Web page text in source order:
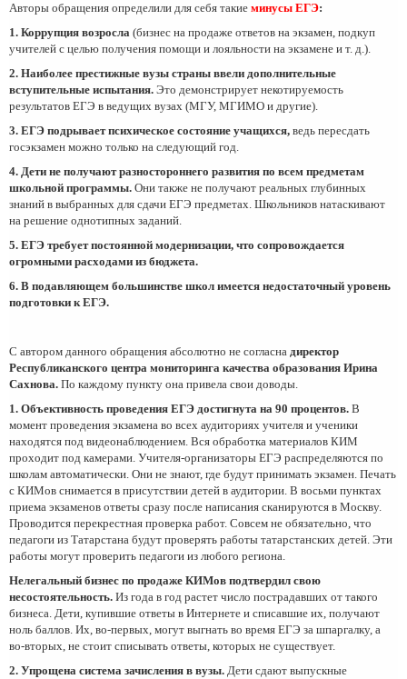
Авторы обращения определили для себя такие минусы ЕГЭ:
1. Коррупция возросла (бизнес на продаже ответов на экзамен, подкуп
учителей с целью получения помощи и лояльности на экзамене и т. д.).
2. Наиболее престижные вузы страны ввели дополнительные
вступительные испытания. Это демонстрирует некотируемость
результатов ЕГЭ в ведущих вузах (МГУ, МГИМО и другие).
3. ЕГЭ подрывает психическое состояние учащихся, ведь пересдать
госэкзамен можно только на следующий год.
4. Дети не получают разностороннего развития по всем предметам
школьной программы. Они также не получают реальных глубинных
знаний в выбранных для сдачи ЕГЭ предметах. Школьников натаскивают
на решение однотипных заданий.
5. ЕГЭ требует постоянной модернизации, что сопровождается
огромными расходами из бюджета.
6. В подавляющем большинстве школ имеется недостаточный уровень
подготовки к ЕГЭ.
С автором данного обращения абсолютно не согласна директор
Республиканского центра мониторинга качества образования Ирина
Сахнова. По каждому пункту она привела свои доводы.
1. Объективность проведения ЕГЭ достигнута на 90 процентов. В
момент проведения экзамена во всех аудиториях учителя и ученики
находятся под видеонаблюдением. Вся обработка материалов КИМ
проходит под камерами. Учителя-организаторы ЕГЭ распределяются по
школам автоматически. Они не знают, где будут принимать экзамен. Печать
с КИМов снимается в присутствии детей в аудитории. В восьми пунктах
приема экзаменов ответы сразу после написания сканируются в Москву.
Проводится перекрестная проверка работ. Совсем не обязательно, что
педагоги из Татарстана будут проверять работы татарстанских детей. Эти
работы могут проверить педагоги из любого региона.
Нелегальный бизнес по продаже КИМов подтвердил свою
несостоятельность. Из года в год растет число пострадавших от такого
бизнеса. Дети, купившие ответы в Интернете и списавшие их, получают
ноль баллов. Их, во-первых, могут выгнать во время ЕГЭ за шпаргалку, а
во-вторых, не стоит списывать ответы, которых не существует.
2. Упрощена система зачисления в вузы. Дети сдают выпускные